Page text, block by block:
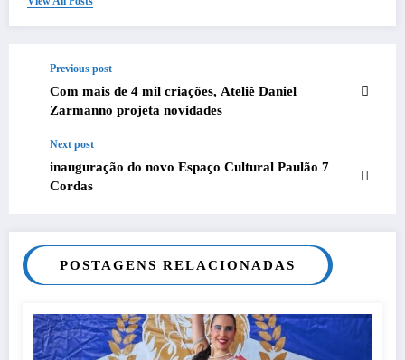
Previous post
Com mais de 4 mil criações, Ateliê Daniel
Zarmanno projeta novidades
Next post
inauguração do novo Espaço Cultural Paulão 7
Cordas
POSTAGENS RELACIONADAS